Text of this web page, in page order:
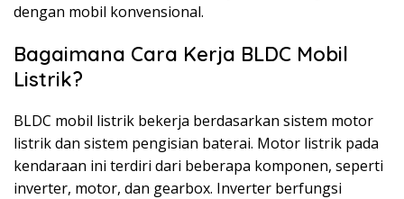
dengan mobil konvensional.
Bagaimana Cara Kerja BLDC Mobil
Listrik?
BLDC mobil listrik bekerja berdasarkan sistem motor
listrik dan sistem pengisian baterai. Motor listrik pada
kendaraan ini terdiri dari beberapa komponen, seperti
inverter, motor, dan gearbox. Inverter berfungsi